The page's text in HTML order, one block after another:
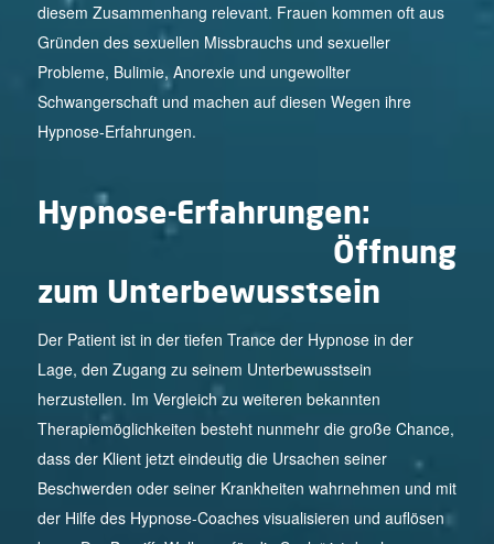
diesem Zusammenhang relevant. Frauen kommen oft aus
Gründen des sexuellen Missbrauchs und sexueller
Probleme, Bulimie, Anorexie und ungewollter
Schwangerschaft und machen auf diesen Wegen ihre
Hypnose-Erfahrungen.
Hypnose-Erfahrungen:
Öffnung
zum Unterbewusstsein
Der Patient ist in der tiefen Trance der Hypnose in der
Lage, den Zugang zu seinem Unterbewusstsein
herzustellen. Im Vergleich zu weiteren bekannten
Therapiemöglichkeiten besteht nunmehr die große Chance,
dass der Klient jetzt eindeutig die Ursachen seiner
Beschwerden oder seiner Krankheiten wahrnehmen und mit
der Hilfe des Hypnose-Coaches visualisieren und auflösen